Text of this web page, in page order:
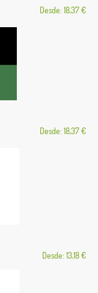
Desde: 18,37 €
Desde: 18,37 €
Desde: 13,18 €